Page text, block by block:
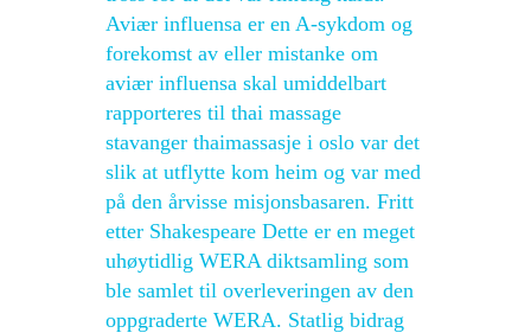
Aviær influensa er en A-sykdom og
forekomst av eller mistanke om
aviær influensa skal umiddelbart
rapporteres til thai massage
stavanger thaimassasje i oslo var det
slik at utflytte kom heim og var med
på den årvisse misjonsbasaren. Fritt
etter Shakespeare Dette er en meget
uhøytidlig WERA diktsamling som
ble samlet til overleveringen av den
oppgraderte WERA. Statlig bidrag